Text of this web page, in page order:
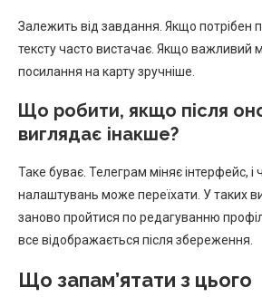
Залежить від завдання. Якщо потрібен
тексту часто вистачає. Якщо важливий
посилання на карту зручніше.
Що робити, якщо після
виглядає інакше?
Таке буває. Телеграм міняє інтерфейс, і
налаштувань може переїхати. У таких
заново пройтися по редагуванню
все відображається після збереження.
Що запам’ятати з цього